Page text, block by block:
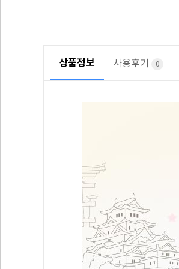
상품정보 사용후기 0